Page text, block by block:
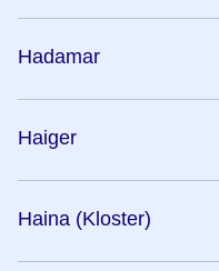
Hadamar
Haiger
Haina (Kloster)